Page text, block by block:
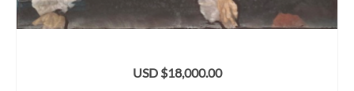
USD $18,000.00